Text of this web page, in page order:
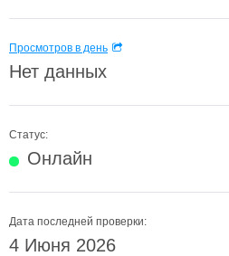
Просмотров в день
Нет данных
Статус:
Онлайн
Дата последней проверки:
4 Июня 2026